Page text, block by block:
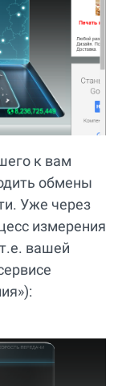
к вам
обмены
Уже через
измерения
вашей